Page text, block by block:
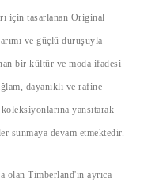
için tasarlanan Original
ve güçlü duruşuyla
bir kültür ve moda ifadesi
dayanıklı ve rafine
yansıtarak
sunmaya devam etmektedir.
olan Timberland'in ayrıca